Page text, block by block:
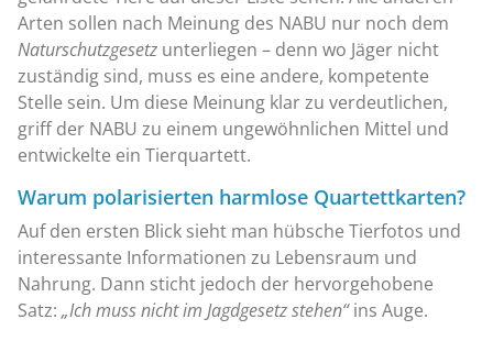
Arten sollen nach Meinung des NABU nur noch dem
Naturschutzgesetz unterliegen – denn wo Jäger nicht
zuständig sind, muss es eine andere, kompetente
Stelle sein. Um diese Meinung klar zu verdeutlichen,
griff der NABU zu einem ungewöhnlichen Mittel und
entwickelte ein Tierquartett.
Warum polarisierten harmlose Quartettkarten?
Auf den ersten Blick sieht man hübsche Tierfotos und
interessante Informationen zu Lebensraum und
Nahrung. Dann sticht jedoch der hervorgehobene
Satz: „Ich muss nicht im Jagdgesetz stehen“ins Auge.